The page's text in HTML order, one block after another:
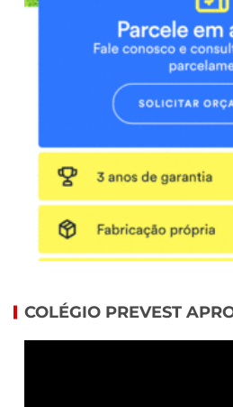
COLÉGIO PREVEST